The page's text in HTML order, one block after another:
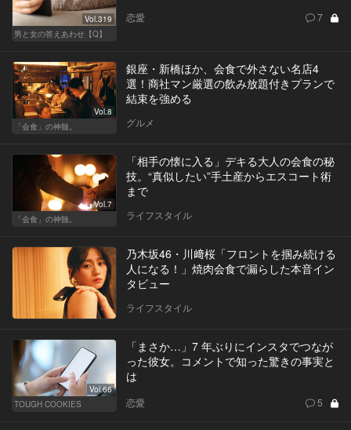
Vol.319
男と女の答えあわせ【Q】
恋愛 7
Vol.8
「会食」の神髄。
銀座・新橋ほか、会食で外さない名店4
選！商社マン厳選の飲み放題付きプランで
結束を強める
グルメ
Vol.7
「会食」の神髄。
「相手の懐に入る」デキる大人の会食の秘
技。“真似したい”手土産からエスコート術
まで
ライフスタイル
乃木坂46・川﨑桜「フロントを掴み続ける
人になる！」焼肉会食で漏らした本音イン
タビュー
ライフスタイル
Vol.66
TOUGH COOKIES
「まさか…」7 年ぶりにインスタでつなが
った彼女。コメントで知った驚きの事実と
は
恋愛 5